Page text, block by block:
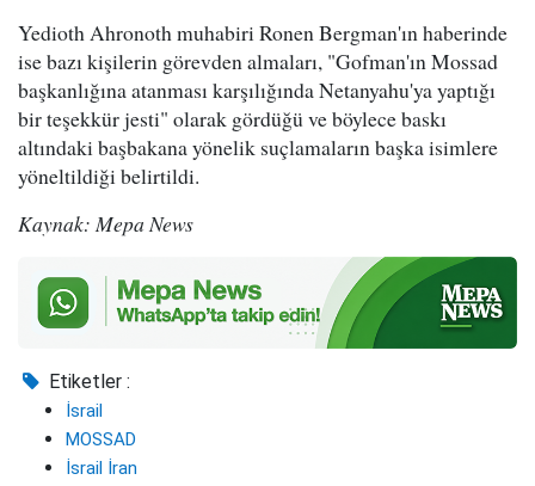
Yedioth Ahronoth muhabiri Ronen Bergman'ın haberinde
ise bazı kişilerin görevden almaları, "Gofman'ın Mossad
başkanlığına atanması karşılığında Netanyahu'ya yaptığı
bir teşekkür jesti" olarak gördüğü ve böylece baskı
altındaki başbakana yönelik suçlamaların başka isimlere
yöneltildiği belirtildi.
Kaynak: Mepa News
Etiketler :
İsrail
MOSSAD
İsrail İran